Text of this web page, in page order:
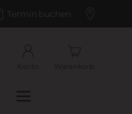
Termin buchen
Konto
Warenkorb